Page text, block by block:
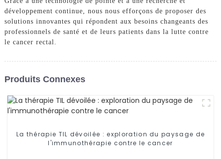
développement continue, nous nous efforçons de proposer des
solutions innovantes qui répondent aux besoins changeants des
professionnels de santé et de leurs patients dans la lutte contre
le cancer rectal.
Produits Connexes
La thérapie TIL dévoilée : exploration du paysage de
l'immunothérapie contre le cancer